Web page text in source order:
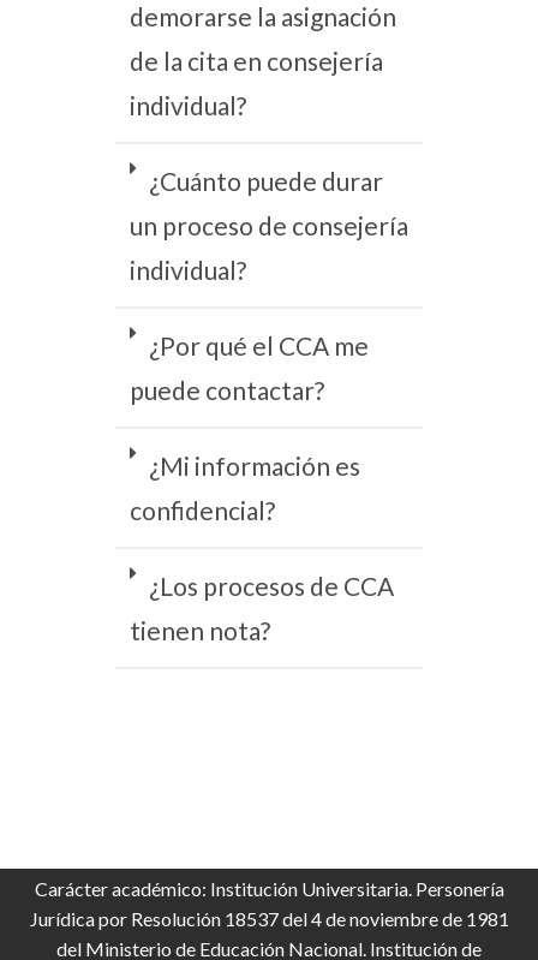
demorarse la asignación
de la cita en consejería
individual?
¿Cuánto puede durar
un proceso de consejería
individual?
¿Por qué el CCA me
puede contactar?
¿Mi información es
confidencial?
¿Los procesos de CCA
tienen nota?
Carácter académico: Institución Universitaria. Personería
Jurídica por Resolución 18537 del 4 de noviembre de 1981
del Ministerio de Educación Nacional. Institución de